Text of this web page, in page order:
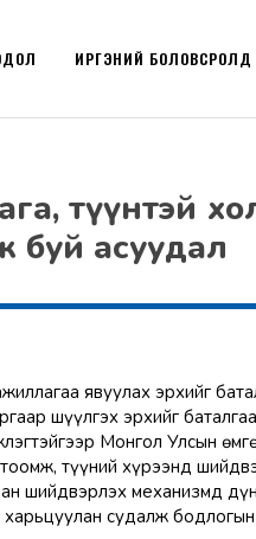
ИРГЭНИЙ БОЛОВСРОЛД
түүнтэй
буй асуудал
явуулах эрхийг
шүүлгэх эрхийг
Монгол Улсын
түүний хүрээнд
шийдвэрлэх механизмд
судалж